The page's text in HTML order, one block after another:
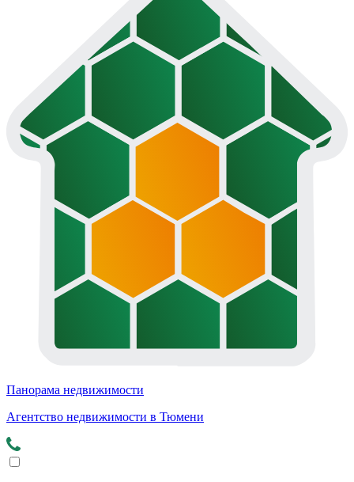
Панорама недвижимости
Агентство недвижимости в Тюмени